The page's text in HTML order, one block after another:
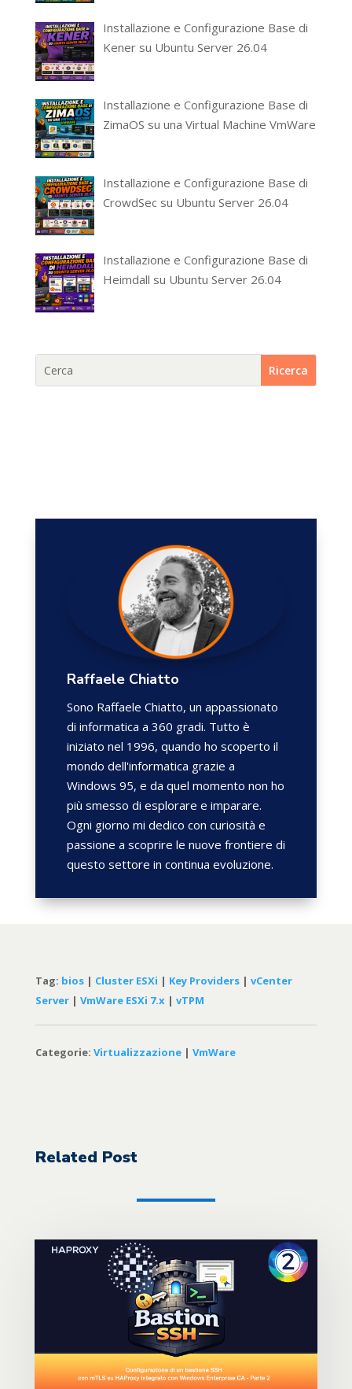
Installazione e Configurazione Base di
Kener su Ubuntu Server 26.04
Installazione e Configurazione Base di
ZimaOS su una Virtual Machine VmWare
Installazione e Configurazione Base di
CrowdSec su Ubuntu Server 26.04
Installazione e Configurazione Base di
Heimdall su Ubuntu Server 26.04
Raffaele Chiatto
Sono Raffaele Chiatto, un appassionato
di informatica a 360 gradi. Tutto è
iniziato nel 1996, quando ho scoperto il
mondo dell'informatica grazie a
Windows 95, e da quel momento non ho
più smesso di esplorare e imparare.
Ogni giorno mi dedico con curiosità e
passione a scoprire le nuove frontiere di
questo settore in continua evoluzione.
Tag: bios| Cluster ESXi | Key Providers| vCenter
Server| VmWare ESXi 7.x| vTPM
Categorie: Virtualizzazione| VmWare
Related Post